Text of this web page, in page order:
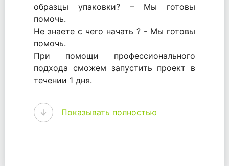
образцы упаковки? – Мы готовы
помочь.
Не знаете с чего начать ? - Мы готовы
помочь.
При помощи профессионального
подхода сможем запустить проект в
течении 1 дня.
WhitePack - перерабатываем пластик.
Мы принимали самое активное
участие в становлении этого рынка в
Показывать полностью